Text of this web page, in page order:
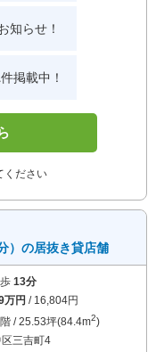
知らせ！
件掲載中！
ください
）の居抜き貸店舗
13分
万円 / 16,804円
/ 25.53坪(84.4m2)
三吉町4